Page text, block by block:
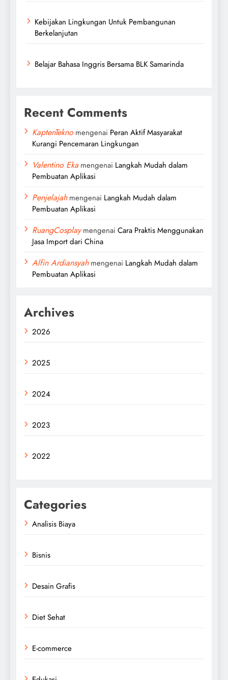
Kebijakan Lingkungan Untuk Pembangunan
Berkelanjutan
Belajar Bahasa Inggris Bersama BLK Samarinda
Recent Comments
KaptenTeknomengenai Peran Aktif Masyarakat
Kurangi Pencemaran Lingkungan
Valentino Eka mengenai Langkah Mudah dalam
Pembuatan Aplikasi
Penjelajahmengenai Langkah Mudah dalam
Pembuatan Aplikasi
RuangCosplaymengenai Cara Praktis Menggunakan
Jasa Import dari China
Alfin Ardiansyahmengenai Langkah Mudah dalam
Pembuatan Aplikasi
Archives
2026
2025
2024
2023
2022
Categories
Analisis Biaya
Bisnis
Desain Grafis
Diet Sehat
E-commerce